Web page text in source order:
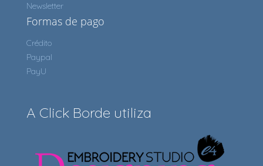
Newsletter
Formas de pago
Crédito
Paypal
PayU
A Click Borde utiliza